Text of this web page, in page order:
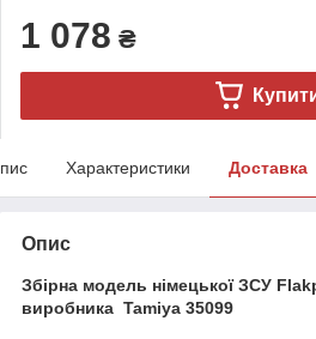
1 078 ₴
Характеристики Доставка
Опис
Збірна модель німецької ЗСУ
виробника Tamiya 35099